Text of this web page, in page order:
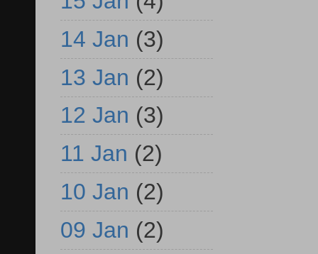
14 Jan (3)
13 Jan (2)
12 Jan (3)
11 Jan (2)
10 Jan (2)
09 Jan (2)